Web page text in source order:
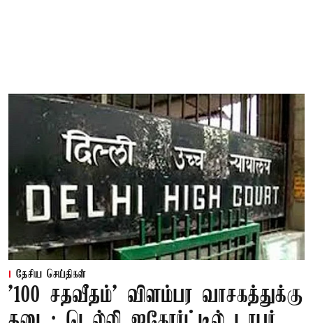
தேசிய செய்திகள்
'100 சதவீதம்' விளம்பர வாசகத்துக்கு